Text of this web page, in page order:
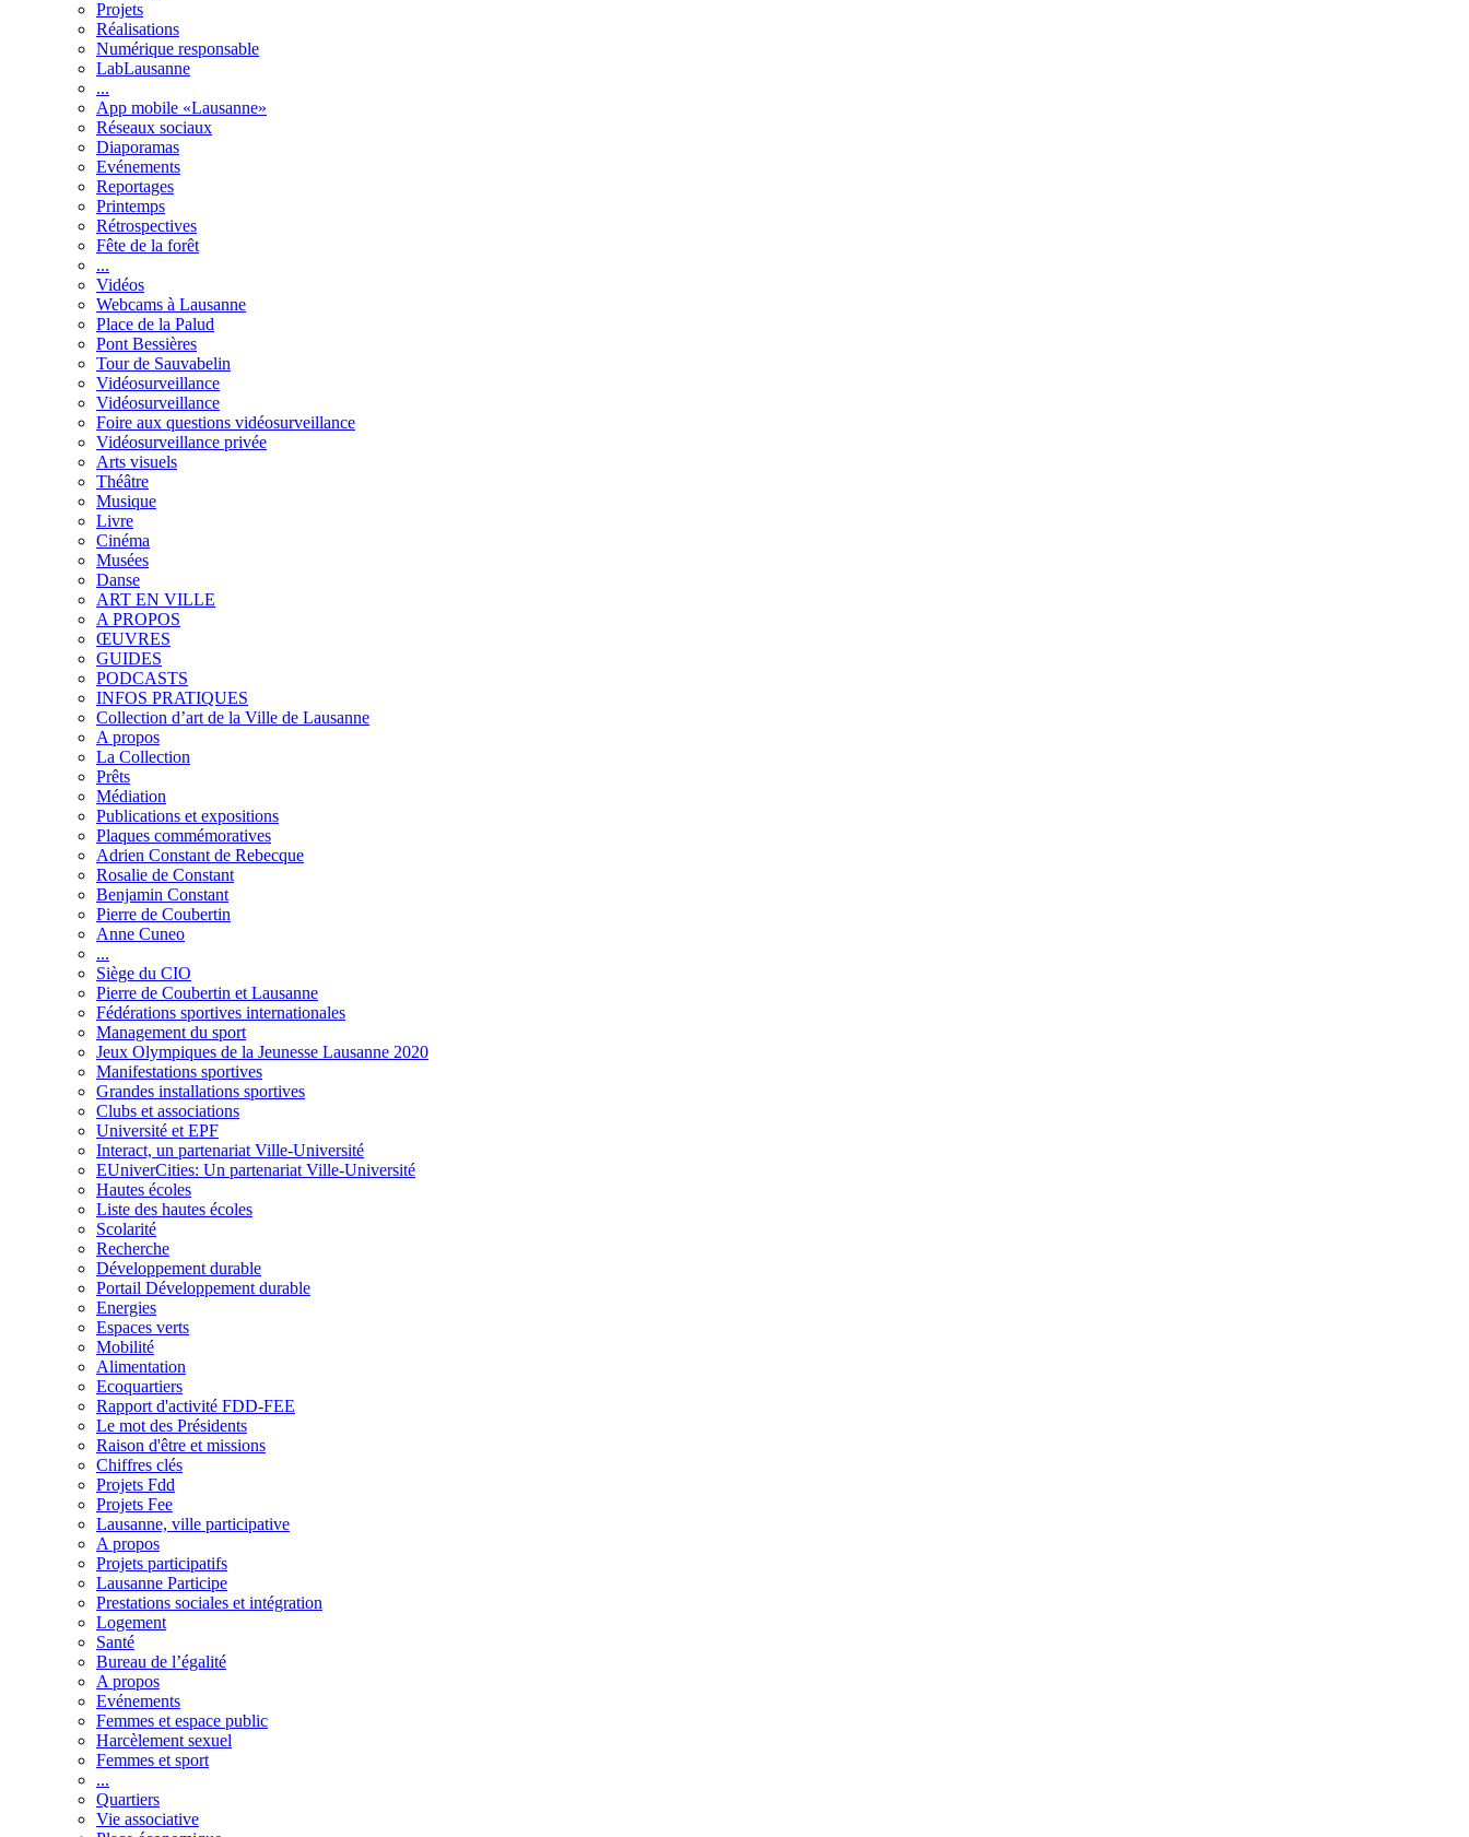
Projets
Réalisations
Numérique responsable
LabLausanne
...
App mobile «Lausanne»
Réseaux sociaux
Diaporamas
Evénements
Reportages
Printemps
Rétrospectives
Fête de la forêt
...
Vidéos
Webcams à Lausanne
Place de la Palud
Pont Bessières
Tour de Sauvabelin
Vidéosurveillance
Vidéosurveillance
Foire aux questions vidéosurveillance
Vidéosurveillance privée
Arts visuels
Théâtre
Musique
Livre
Cinéma
Musées
Danse
ART EN VILLE
A PROPOS
ŒUVRES
GUIDES
PODCASTS
INFOS PRATIQUES
Collection d’art de la Ville de Lausanne
A propos
La Collection
Prêts
Médiation
Publications et expositions
Plaques commémoratives
Adrien Constant de Rebecque
Rosalie de Constant
Benjamin Constant
Pierre de Coubertin
Anne Cuneo
...
Siège du CIO
Pierre de Coubertin et Lausanne
Fédérations sportives internationales
Management du sport
Jeux Olympiques de la Jeunesse Lausanne 2020
Manifestations sportives
Grandes installations sportives
Clubs et associations
Université et EPF
Interact, un partenariat Ville-Université
EUniverCities: Un partenariat Ville-Université
Hautes écoles
Liste des hautes écoles
Scolarité
Recherche
Développement durable
Portail Développement durable
Energies
Espaces verts
Mobilité
Alimentation
Ecoquartiers
Rapport d'activité FDD-FEE
Le mot des Présidents
Raison d'être et missions
Chiffres clés
Projets Fdd
Projets Fee
Lausanne, ville participative
A propos
Projets participatifs
Lausanne Participe
Prestations sociales et intégration
Logement
Santé
Bureau de l’égalité
A propos
Evénements
Femmes et espace public
Harcèlement sexuel
Femmes et sport
...
Quartiers
Vie associative